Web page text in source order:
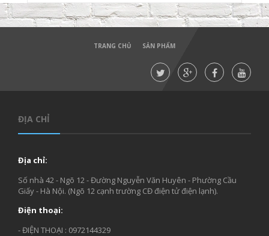
TRANG CHỦ SẢN PHẨM
ĐỊA CHỈ
Địa chỉ:
Số nhà 42 - Ngõ 12 - Đường Nguyễn Văn Huyên - Phường Cầu
Giấy - Hà Nội. (Ngõ 12 cạnh trường CĐ điện tử điện lạnh).
Điện thoại:
- ĐIỆN THOẠI : 0972144329